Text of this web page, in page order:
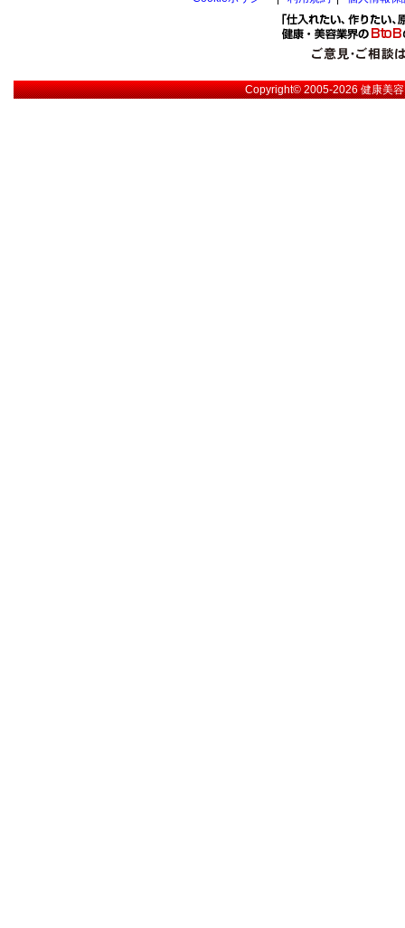
Copyright© 2005-2026健康美